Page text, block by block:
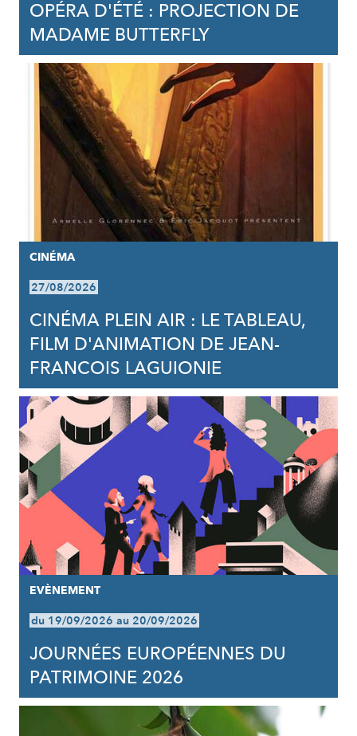
OPÉRA D'ÉTÉ : PROJECTION DE
MADAME BUTTERFLY
CINÉMA
27/08/2026
CINÉMA PLEIN AIR : LE TABLEAU,
FILM D'ANIMATION DE JEAN-
FRANCOIS LAGUIONIE
EVÈNEMENT
du 19/09/2026 au 20/09/2026
JOURNÉES EUROPÉENNES DU
PATRIMOINE 2026